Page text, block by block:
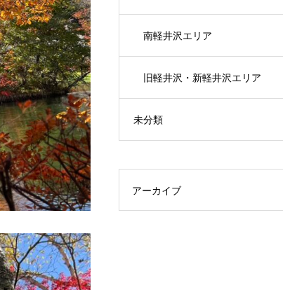
南軽井沢エリア
旧軽井沢・新軽井沢エリア
未分類
アーカイブ